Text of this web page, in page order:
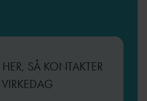
SÅ KONTAKTER